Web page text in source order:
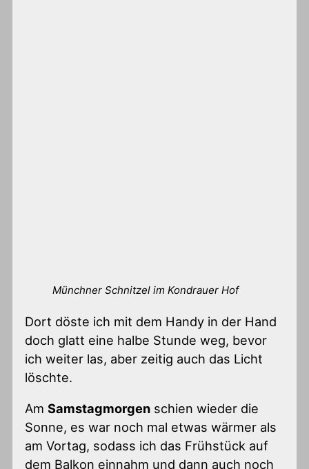
Münchner Schnitzel im Kondrauer Hof
Dort döste ich mit dem Handy in der Hand
doch glatt eine halbe Stunde weg, bevor
ich weiter las, aber zeitig auch das Licht
löschte.
AmSamstagmorgen schien wieder die
Sonne, es war noch mal etwas wärmer als
am Vortag, sodass ich das Frühstück auf
dem Balkon einnahm und dann auch noch